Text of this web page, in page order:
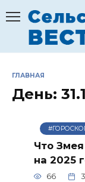
содержанию
ГЛАВНАЯ
День:
Что Змея
на 2025
66